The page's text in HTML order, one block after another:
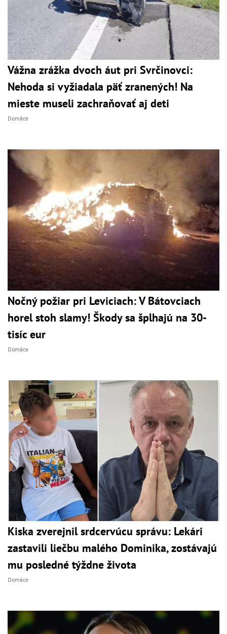
Vážna zrážka dvoch áut pri Svrčinovci:
Nehoda si vyžiadala päť zranených! Na
mieste museli zachraňovať aj deti
Domáce
Nočný požiar pri Leviciach: V Bátovciach
horel stoh slamy! Škody sa šplhajú na 30-
tisíc eur
Domáce
Kiska zverejnil srdcervúcu správu: Lekári
zastavili liečbu malého Dominika, zostávajú
mu posledné týždne života
Domáce